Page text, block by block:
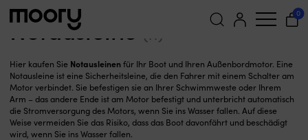
nach:
0
Notausleine (11)
Hier kaufen Sie Notausleinenfür Ihr Boot und Ihren Außenbordmotor. Eine
Notausleine ist eine Sicherheitsleine, die den Fahrer mit einem Schalter am
Motor verbindet. Sie befestigen sie an Ihrer Schwimmweste oder Ihrem
Arm – das andere Ende ist am Motor befestigt und unterbricht automatisch
die Stromversorgung des Motors, wenn Sie ins Wasser fallen. Auf diese
Weise vermeiden Sie das Risiko, dass das Boot davonfährt und beschädigt
wird, wenn Sie ins Wasser fallen.